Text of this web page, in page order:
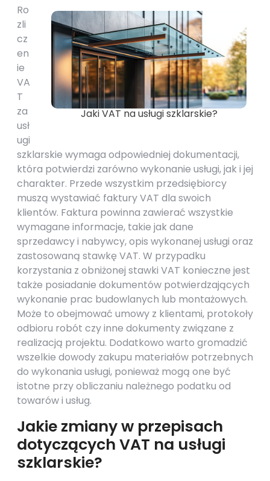
Jaki VAT na usługi szklarskie?
Ro
zli
cz
en
ie
VA
T
za
usł
ugi
szklarskie wymaga odpowiedniej dokumentacji,
która potwierdzi zarówno wykonanie usługi, jak i jej
charakter. Przede wszystkim przedsiębiorcy
muszą wystawiać faktury VAT dla swoich
klientów. Faktura powinna zawierać wszystkie
wymagane informacje, takie jak dane
sprzedawcy i nabywcy, opis wykonanej usługi oraz
zastosowaną stawkę VAT. W przypadku
korzystania z obniżonej stawki VAT konieczne jest
także posiadanie dokumentów potwierdzających
wykonanie prac budowlanych lub montażowych.
Może to obejmować umowy z klientami, protokoły
odbioru robót czy inne dokumenty związane z
realizacją projektu. Dodatkowo warto gromadzić
wszelkie dowody zakupu materiałów potrzebnych
do wykonania usługi, ponieważ mogą one być
istotne przy obliczaniu należnego podatku od
towarów i usług.
Jakie zmiany w przepisach
dotyczących VAT na usługi
szklarskie?